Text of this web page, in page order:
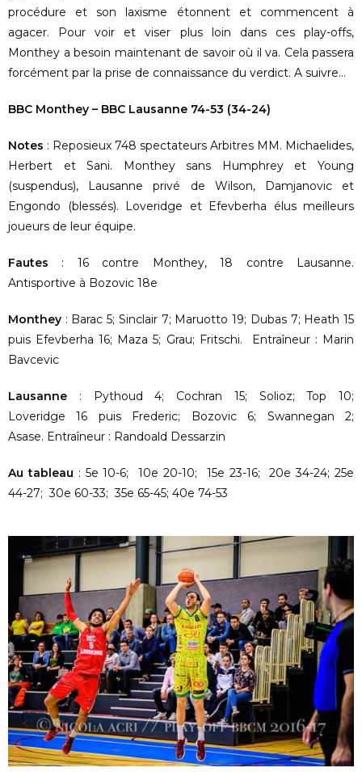
procédure et son laxisme étonnent et commencent à
agacer. Pour voir et viser plus loin dans ces play-offs,
Monthey a besoin maintenant de savoir où il va. Cela passera
forcément par la prise de connaissance du verdict. A suivre…
BBC Monthey – BBC Lausanne 74-53 (34-24)
Notes : Reposieux 748 spectateurs Arbitres MM. Michaelides,
Herbert et Sani. Monthey sans Humphrey et Young
(suspendus), Lausanne privé de Wilson, Damjanovic et
Engondo (blessés). Loveridge et Efevberha élus meilleurs
joueurs de leur équipe.
Fautes : 16 contre Monthey, 18 contre Lausanne.
Antisportive à Bozovic 18e
Monthey : Barac 5; Sinclair 7; Maruotto 19; Dubas 7; Heath 15
puis Efevberha 16; Maza 5; Grau; Fritschi. Entraîneur : Marin
Bavcevic
Lausanne : Pythoud 4; Cochran 15; Solioz; Top 10;
Loveridge 16 puis Frederic; Bozovic 6; Swannegan 2;
Asase. Entraîneur : Randoald Dessarzin
Au tableau : 5e 10-6; 10e 20-10; 15e 23-16; 20e 34-24; 25e
44-27; 30e 60-33; 35e 65-45; 40e 74-53